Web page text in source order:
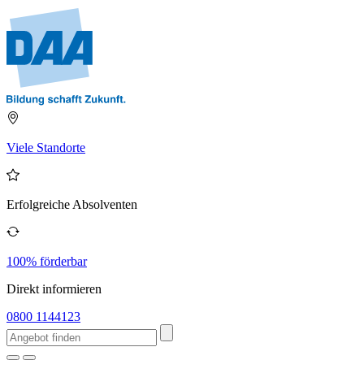
Viele Standorte
Erfolgreiche Absolventen
100% förderbar
Direkt informieren
0800 1144123